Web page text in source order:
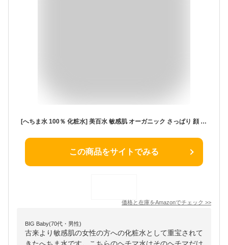
[へちま水 100％ 化粧水] 美百水 敏感肌 オーガニック さっぱり 顔 全身 保湿 ネオナチュラル 母袋有機農場 150mL 1本
この商品をサイトでみる
価格と在庫をAmazonでチェック >>
BIG Baby(70代・男性)
古来より敏感肌の女性の方への化粧水として重宝されて